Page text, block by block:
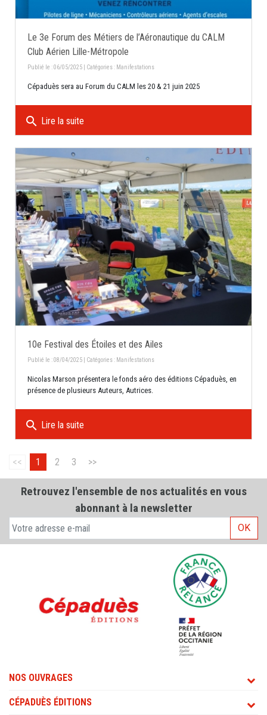
Le 3e Forum des Métiers de l’Aéronautique du CALM
Club Aérien Lille-Métropole
Publié le : 06/05/2025 | Catégories : Manifestations
Cépaduès sera au Forum du CALM les 20 & 21 juin 2025
search Lire la suite
10e Festival des Étoiles et des Ailes
Publié le : 08/04/2025 | Catégories : Manifestations
Nicolas Marson présentera le fonds aéro des éditions Cépaduès, en
présence de plusieurs Auteurs, Autrices.
search Lire la suite
<< 1 2 3 >>
Retrouvez l'ensemble de nos actualités en vous
abonnant à la newsletter
OK
NOS OUVRAGES
CÉPADUÈS ÉDITIONS